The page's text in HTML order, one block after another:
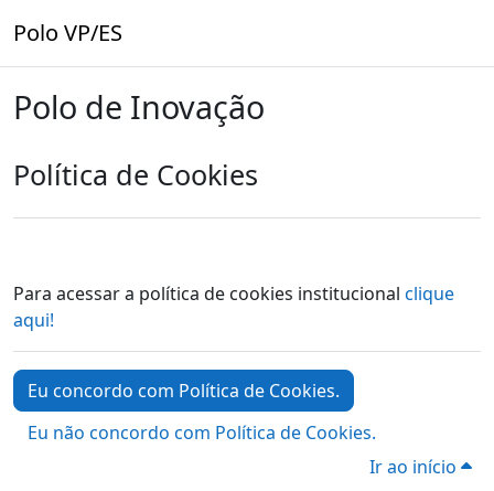
Polo VP/ES
Polo de Inovação
Política de Cookies
Para acessar a política de cookies institucional clique
aqui!
Eu concordo com Política de Cookies.
Eu não concordo com Política de Cookies.
Ir ao início